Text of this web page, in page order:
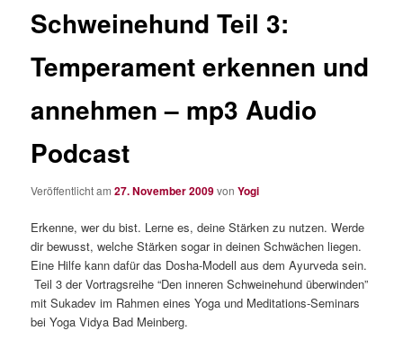
Schweinehund Teil 3:
Temperament erkennen und
annehmen – mp3 Audio
Podcast
Veröffentlicht am27. November 2009vonYogi
Erkenne, wer du bist. Lerne es, deine Stärken zu nutzen. Werde
dir bewusst, welche Stärken sogar in deinen Schwächen liegen.
Eine Hilfe kann dafür das Dosha-Modell aus dem Ayurveda sein.
Teil 3 der Vortragsreihe “Den inneren Schweinehund überwinden”
mit Sukadev im Rahmen eines Yoga und Meditations-Seminars
bei Yoga Vidya Bad Meinberg.